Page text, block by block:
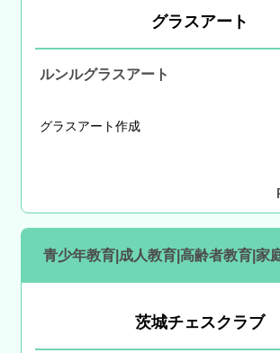
グラスアート
ルンルグラスアート
グラスアート作成
青少年教育|成人教育|高齢者教育|家
茨城チェスクラブ